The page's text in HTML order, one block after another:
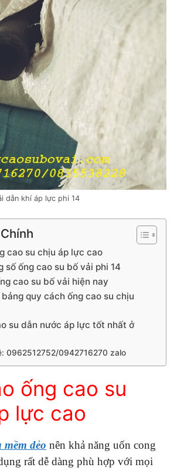
dẫn khí áp lực phi 14
cao su chịu áp lực cao
số ống cao su bố vải phi 14
cao su bố vải hiện nay
quy cách ống cao su chịu
su dẫn nước áp lực tốt nhất ở
0962512752/0942716270 zalo
ống cao su
lực cao
mềm dẻo nên khả năng uốn cong
rất dễ dàng phù hợp với mọi